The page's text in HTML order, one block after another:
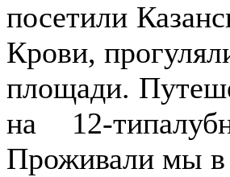
посетили
Крови,
площади.
на 12-
Проживали мы в